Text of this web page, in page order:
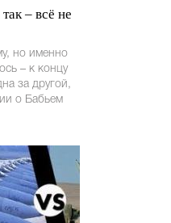
– всё не
но именно
– к концу
за другой,
о Бабьем